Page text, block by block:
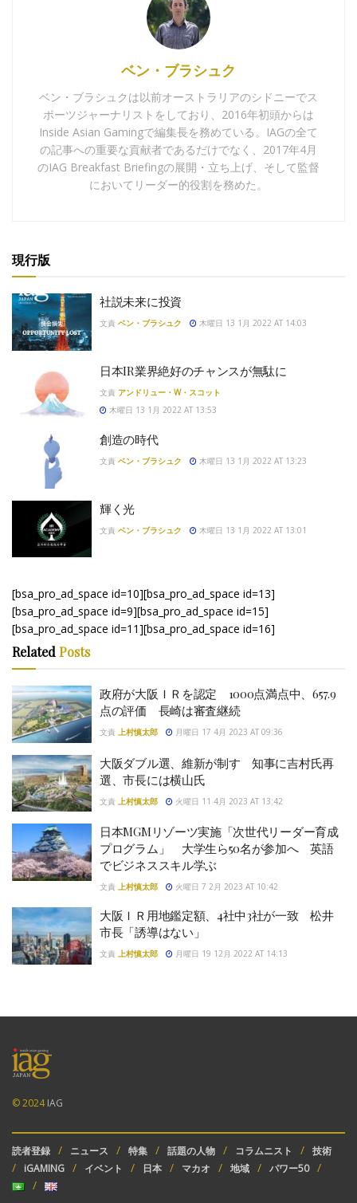
ベン・ブラシュク
ベン・ブラシュクは以前オーストラリアのシドニーでス
ポーツジャーナリストをしており、2016年初頭からは
Inside Asian Gamingで編集長を務めている。IAGの全て
の記事への重要な貢献者であるだけでなく、2017年4月
のIAG Breakfast Briefingの展開・立ち上げ、そして監督
においてリーダー的役割を務めた。
現行版
社説未来に投資
文責 ベン・ブラシュク 木曜日 13 1月 2022 AT 14:03
日本IR業界絶好のチャンスが無駄に
文責 アンドリュー・W・スコット
木曜日 13 1月 2022 AT 13:53
創造の時代
文責 ベン・ブラシュク 木曜日 13 1月 2022 AT 13:23
輝く光
文責 ベン・ブラシュク 木曜日 13 1月 2022 AT 13:01
[bsa_pro_ad_space id=10][bsa_pro_ad_space id=13]
[bsa_pro_ad_space id=9][bsa_pro_ad_space id=15]
[bsa_pro_ad_space id=11][bsa_pro_ad_space id=16]
RelatedPosts
政府が大阪ＩＲを認定 1000点満点中、657.9
点の評価 長崎は審査継続
文責 上村慎太郎 月曜日 17 4月 2023 AT 09:36
大阪ダブル選、維新が制す 知事に吉村氏再
選、市長には横山氏
文責 上村慎太郎 火曜日 11 4月 2023 AT 13:42
日本MGMリゾーツ実施「次世代リーダー育成
プログラム」 大学生ら50名が参加へ 英語
でビジネススキル学ぶ
文責 上村慎太郎 火曜日 7 2月 2023 AT 10:42
大阪ＩＲ用地鑑定額、4社中3社が一致 松井
市長「誘導はない」
文責 上村慎太郎 月曜日 19 12月 2022 AT 14:13
© 2024IAG
読者登録 ニュース 特集 話題の人物 コラムニスト
技術
iGAMING
イベント 日本 マカオ 地域 パワー50